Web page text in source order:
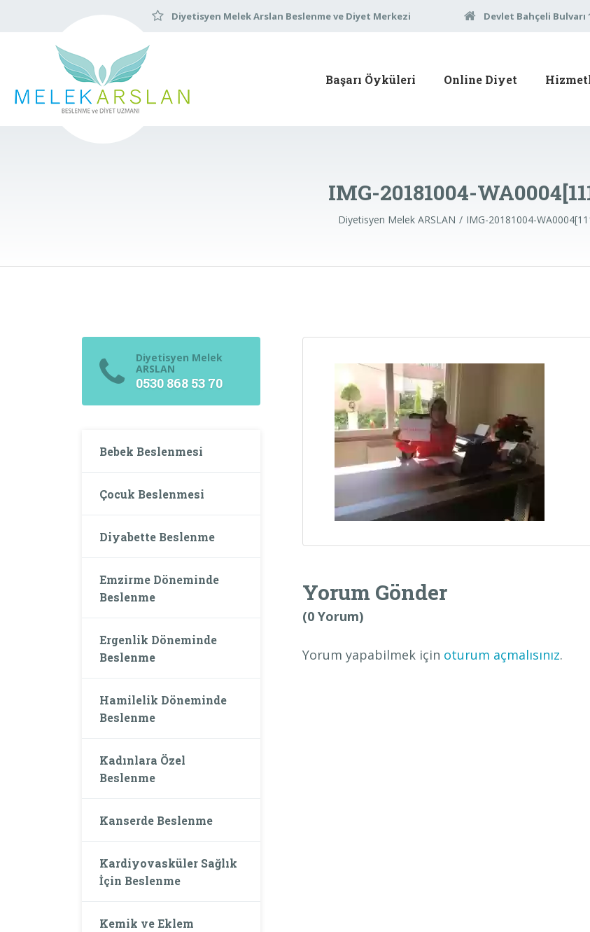
Diyetisyen Melek Arslan Beslenme ve Diyet Merkezi Devlet Bahçeli
Başarı Öyküleri Online Diyet
IMG-20181004-
Diyetisyen Melek ARSLAN IMG-20181004-
Yorum Gönder
(0 Yorum)
Yorum yapabilmek için oturum açmalısınız.
Diyetisyen Melek
ARSLAN
0530 868 53 70
Bebek Beslenmesi
Çocuk Beslenmesi
Diyabette Beslenme
Emzirme Döneminde
Beslenme
Ergenlik Döneminde
Beslenme
Hamilelik Döneminde
Beslenme
Kadınlara Özel
Beslenme
Kanserde Beslenme
Kardiyovasküler Sağlık
İçin Beslenme
Kemik ve Eklem